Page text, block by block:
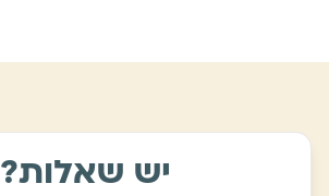
יש שאלות?